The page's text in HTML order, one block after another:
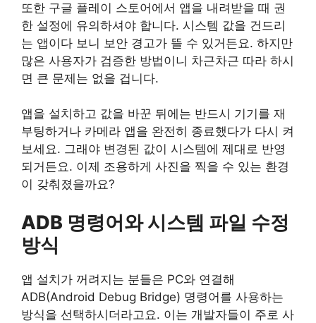
또한 구글 플레이 스토어에서 앱을 내려받을 때 권
한 설정에 유의하셔야 합니다. 시스템 값을 건드리
는 앱이다 보니 보안 경고가 뜰 수 있거든요. 하지만
많은 사용자가 검증한 방법이니 차근차근 따라 하시
면 큰 문제는 없을 겁니다.
앱을 설치하고 값을 바꾼 뒤에는 반드시 기기를 재
부팅하거나 카메라 앱을 완전히 종료했다가 다시 켜
보세요. 그래야 변경된 값이 시스템에 제대로 반영
되거든요. 이제 조용하게 사진을 찍을 수 있는 환경
이 갖춰졌을까요?
ADB 명령어와 시스템 파일 수정
방식
앱 설치가 꺼려지는 분들은 PC와 연결해
ADB(Android Debug Bridge) 명령어를 사용하는
방식을 선택하시더라고요. 이는 개발자들이 주로 사